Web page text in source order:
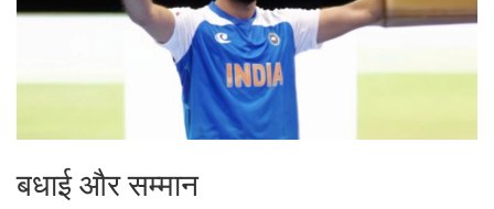
बधाई और सम्मान